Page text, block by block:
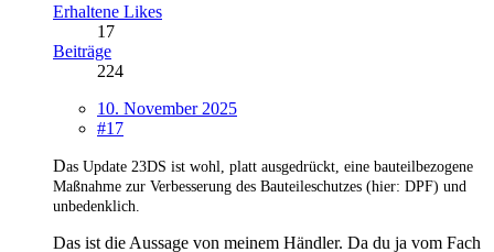
Erhaltene Likes
17
Beiträge
224
10. November 2025
#17
Das Update 23DS ist wohl, platt ausgedrückt, eine bauteilbezogene
Maßnahme zur Verbesserung des Bauteileschutzes (hier: DPF) und
unbedenklich.
Das ist die Aussage von meinem Händler. Da du ja vom Fach